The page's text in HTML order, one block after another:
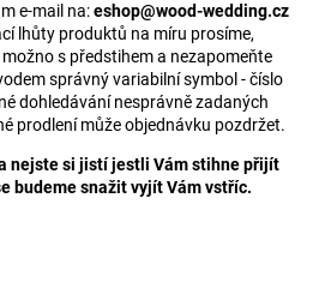
e-mail na:eshop@wood-wedding.cz
lhůty produktů na míru prosíme,
s předstihem a nezapomeňte
správný variabilní symbol - číslo
dohledávání nesprávně zadaných
prodlení může objednávku pozdržet.
nejste si jistí jestli Vám stihne přijít
budeme snažit vyjít Vám vstříc.